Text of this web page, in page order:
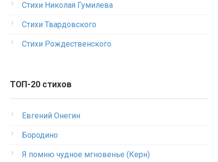
Стихи Николая Гумилева
Стихи Твардовского
Стихи Рождественского
ТОП-20 стихов
Евгений Онегин
Бородино
Я помню чудное мгновенье (Керн)